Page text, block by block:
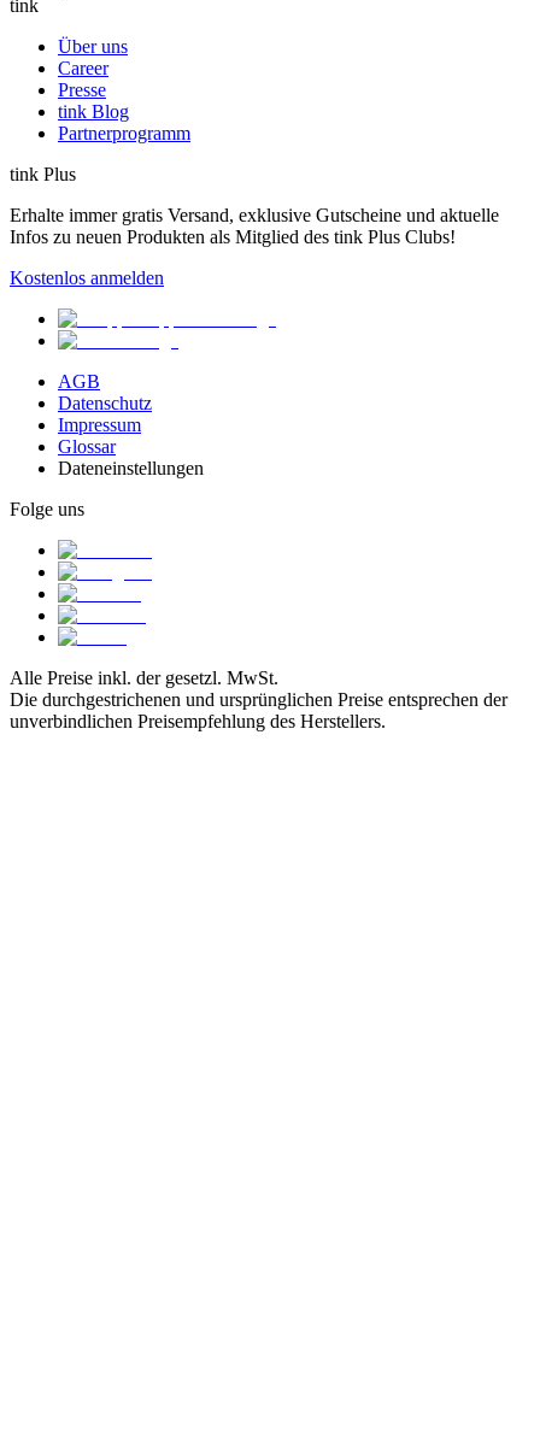
tink
Über uns
Career
Presse
tink Blog
Partnerprogramm
tink Plus
Erhalte immer gratis Versand, exklusive Gutscheine und aktuelle
Infos zu neuen Produkten als Mitglied des tink Plus Clubs!
Kostenlos anmelden
AGB
Datenschutz
Impressum
Glossar
Dateneinstellungen
Folge uns
Alle Preise inkl. der gesetzl. MwSt.
Die durchgestrichenen und ursprünglichen Preise entsprechen der
unverbindlichen Preisempfehlung des Herstellers.